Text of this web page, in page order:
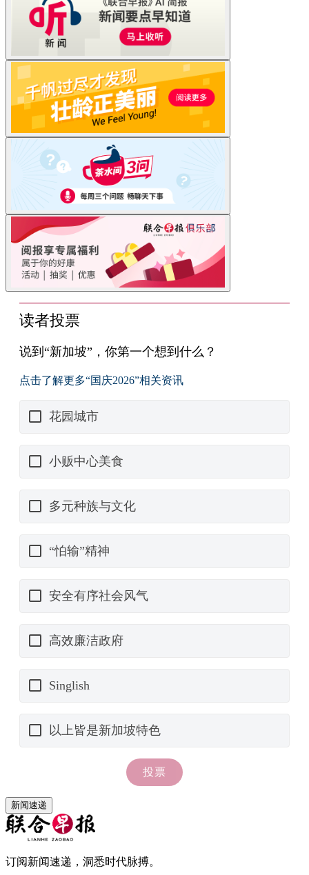
新闻速递
订阅新闻速递，洞悉时代脉搏。